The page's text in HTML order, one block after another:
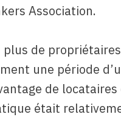
Association.
plus de
une période
de locataires
était